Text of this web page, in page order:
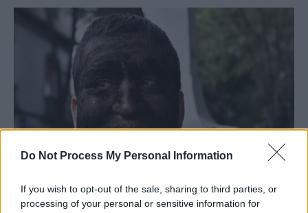
Do Not Process My Personal Information
If you wish to opt-out of the sale, sharing to third parties, or
processing of your personal or sensitive information for